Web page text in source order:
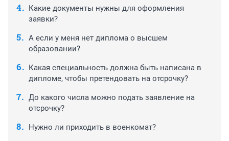
Какие документы нужны для оформления
заявки?
А если у меня нет диплома о высшем
образовании?
Какая специальность должна быть написана в
дипломе, чтобы претендовать на отсрочку?
До какого числа можно подать заявление на
отсрочку?
Нужно ли приходить в военкомат?